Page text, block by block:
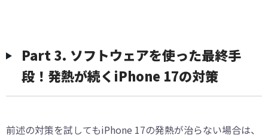
Part 3. ソフトウェアを使った最終手
段！発熱が続くiPhone 17の対策
前述の対策を試してもiPhone 17の発熱が治らない場合は、